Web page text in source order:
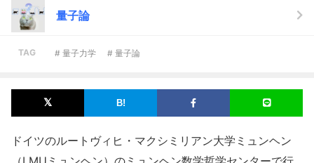
量子論
TAG # 量子力学 # 量子論
ドイツのルートヴィヒ・マクシミリアン大学ミュンヘン